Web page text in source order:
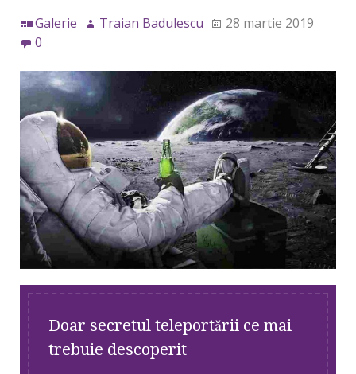
Galerie Traian Badulescu
28 martie 2019
0
Doar secretul teleportării ce mai
trebuie descoperit